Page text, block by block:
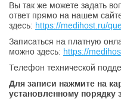
Вы так же можете задать
ответ прямо на нашем
здесь: https://medihost.ru/
Записаться на платную
можно здесь: https://
Телефон технической
Для записи нажмите на
установленному порядку